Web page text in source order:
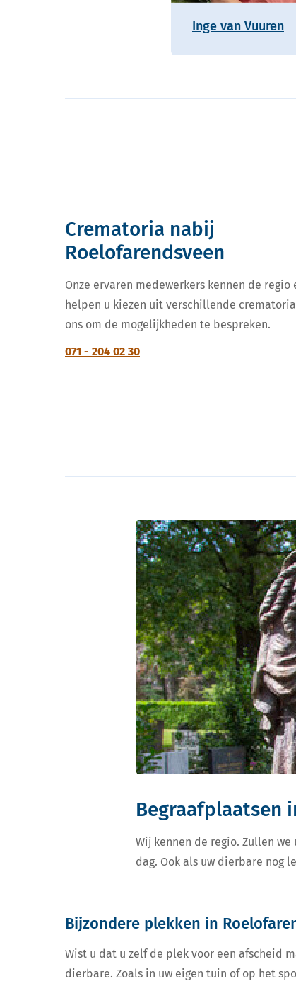
Inge van Vuuren
Crematoria nabij
Roelofarendsveen
Onze ervaren medewerkers kennen de regio
helpen u kiezen uit verschillende
ons om de mogelijkheden te bespreken.
071 - 204 02 30
Begraafplaatsen
Wij kennen de regio. Zullen
dag. Ook als uw dierbare nog
Bijzondere plekken in
Wist u dat u zelf de plek voor een afscheid
dierbare. Zoals in uw eigen tuin of op het